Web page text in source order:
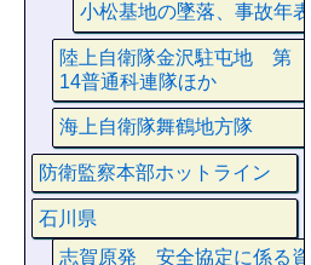
小松基地の墜落、事故年表
陸上自衛隊金沢駐屯地 第
14普通科連隊ほか
海上自衛隊舞鶴地方隊
防衛監察本部ホットライン
石川県
志賀原発 安全協定に係る資